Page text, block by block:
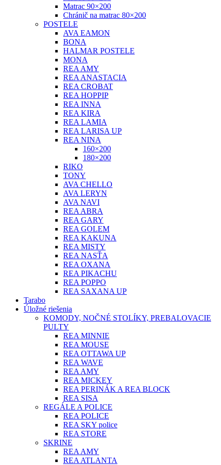
Matrac 90×200
Chránič na matrac 80×200
POSTELE
AVA EAMON
BONA
HALMAR POSTELE
MONA
REA AMY
REA ANASTACIA
REA CROBAT
REA HOPPIP
REA INNA
REA KIRA
REA LAMIA
REA LARISA UP
REA NINA
160×200
180×200
RIKO
TONY
AVA CHELLO
AVA LERYN
AVA NAVI
REA ABRA
REA GARY
REA GOLEM
REA KAKUNA
REA MISTY
REA NASŤA
REA OXANA
REA PIKACHU
REA POPPO
REA SAXANA UP
Tarabo
Úložné riešenia
KOMODY, NOČNÉ STOLÍKY, PREBALOVACIE
PULTY
REA MINNIE
REA MOUSE
REA OTTAWA UP
REA WAVE
REA AMY
REA MICKEY
REA PERINÁK A REA BLOCK
REA SISA
REGÁLE A POLICE
REA POLICE
REA SKY police
REA STORE
SKRINE
REA AMY
REA ATLANTA